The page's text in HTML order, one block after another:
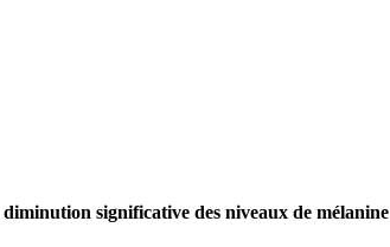
diminution significative des niveaux de mélanine